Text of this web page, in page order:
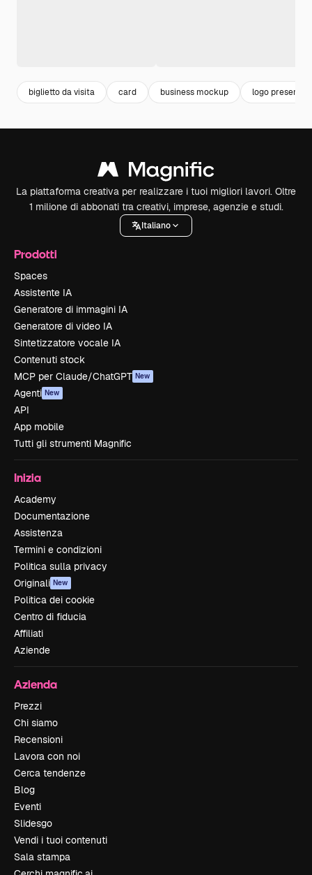
biglietto da visita card business mockup logo
La piattaforma creativa per realizzare i tuoi migliori lavori. Oltre
1 milione di abbonati tra creativi, imprese, agenzie e studi.
Italiano
Prodotti
Spaces
Assistente IA
Generatore di immagini IA
Generatore di video IA
Sintetizzatore vocale IA
Contenuti stock
MCP per Claude/ChatGPT New
Agenti New
API
App mobile
Tutti gli strumenti Magnific
Inizia
Academy
Documentazione
Assistenza
Termini e condizioni
Politica sulla privacy
Originali New
Politica dei cookie
Centro di fiducia
Affiliati
Aziende
Azienda
Prezzi
Chi siamo
Recensioni
Lavora con noi
Cerca tendenze
Blog
Eventi
Slidesgo
Vendi i tuoi contenuti
Sala stampa